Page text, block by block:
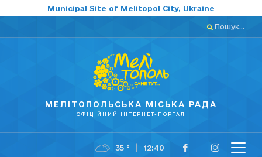
Municipal Site of Melitopol City, Ukraine
Пошук...
МЕЛІТОПОЛЬСЬКА МІСЬКА РАДА
ОФІЦІЙНИЙ ІНТЕРНЕТ-ПОРТАЛ
35 ° 12:40